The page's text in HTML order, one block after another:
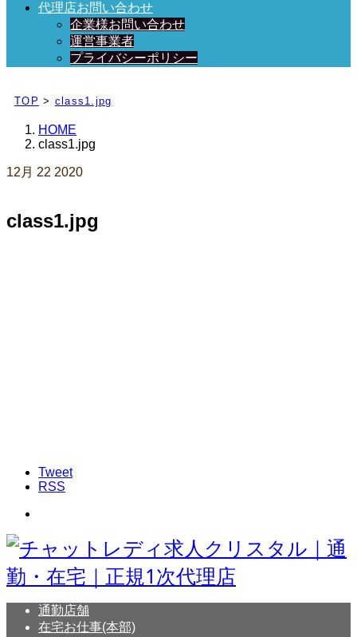
代理店お問い合わせ
企業様お問い合わせ
運営事業者
プライバシーポリシー
TOP > class1.jpg
HOME
class1.jpg
12月 22 2020
class1.jpg
Tweet
RSS
通勤店舗
在宅お仕事(本部)